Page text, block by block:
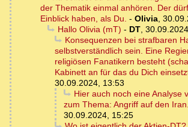
der Thematik einmal anhören. Der
Einblick haben, als Du. - Olivia,
Hallo Olivia (mT) - DT,
Konsequenzen bei strafbaren
selbstverständlich sein. Eine
religiösen Fanatikern besteht
Kabinett an für das du Dich
30.09.2024, 13:53
Hier auch noch eine Analyse
zum Thema: Angriff auf den
30.09.2024, 15:25